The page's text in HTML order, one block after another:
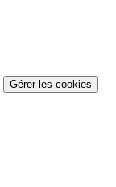
Gérer les cookies